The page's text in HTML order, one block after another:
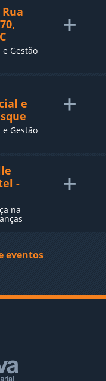
Gestão
+
e
Gestão
+
-
na
+
eventos